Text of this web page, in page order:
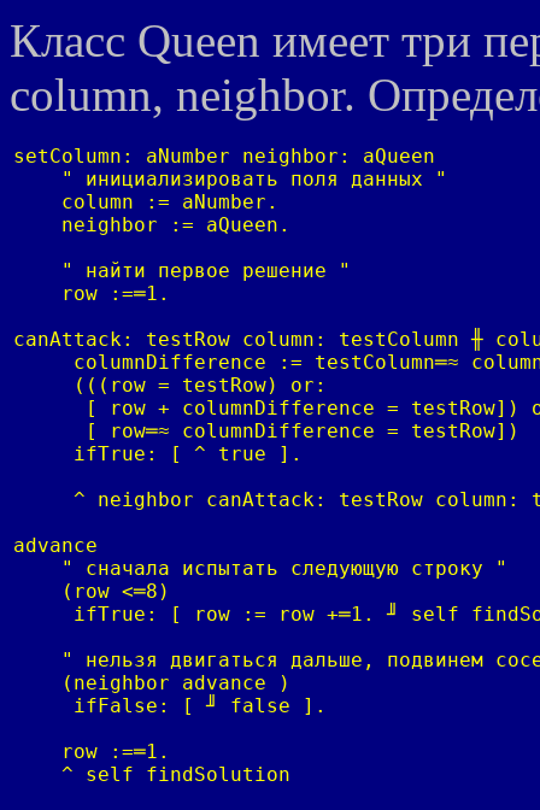
Класс Queen имеет три
column, neighbor.
setColumn: aNumber neighbor: aQueen
    " инициализировать поля данных "
    column := aNumber.
    neighbor := aQueen.
    " найти первое решение "
    row :=═1.
canAttack: testRow column: testColumn ╫
columnDifference := testColumn═≈
     (((row = testRow) or:
[ row + columnDifference = testRow])
      [ row═≈ columnDifference = testRow])
     ifTrue: [ ^ true ].
^ neighbor canAttack: testRow column:
advance
    " сначала испытать следующую строку "
    (row <═8)
ifTrue: [ row := row +═1. ╜ self
" нельзя двигаться дальше, подвинем
    (neighbor advance )
     ifFalse: [ ╜ false ].
    row :=═1.
    ^ self findSolution